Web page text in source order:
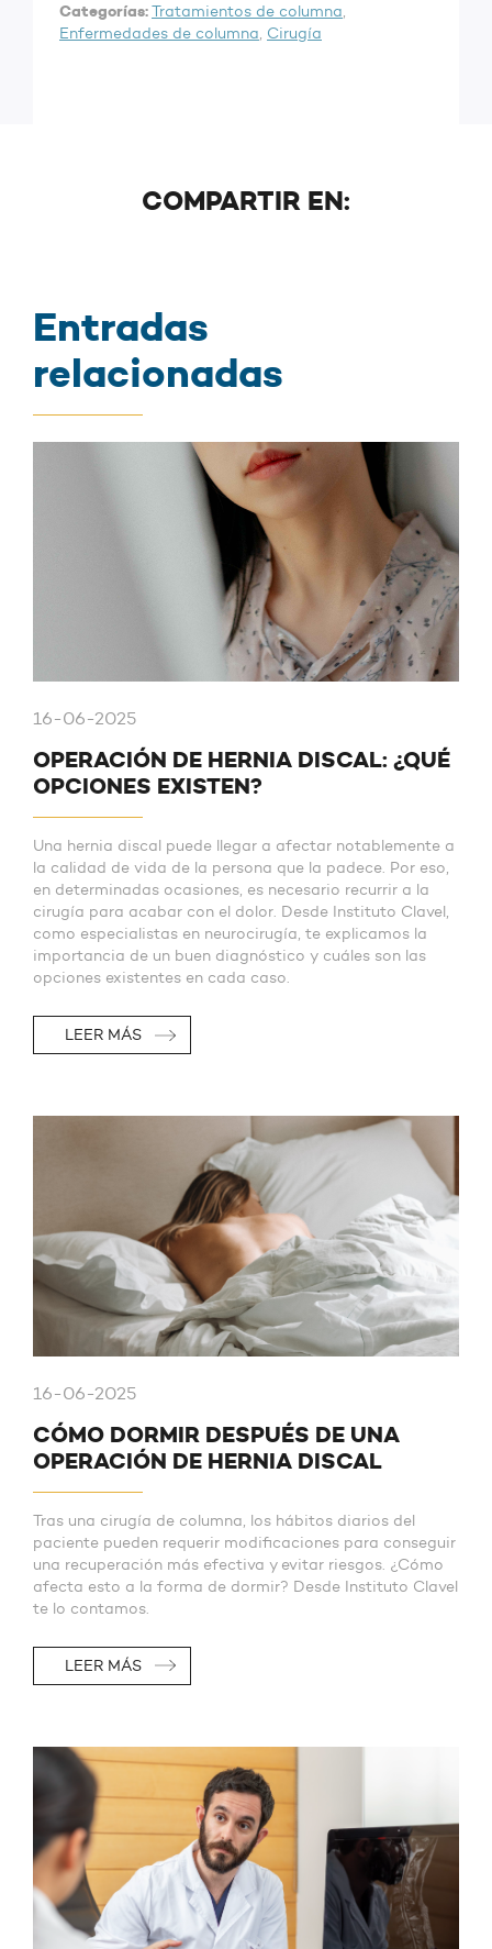
Categorías:Tratamientos de columna,
Enfermedades de columna, Cirugía
COMPARTIR EN:
Entradas
relacionadas
16-06-2025
OPERACIÓN DE HERNIA DISCAL: ¿QUÉ
OPCIONES EXISTEN?
Una hernia discal puede llegar a afectar notablemente a
la calidad de vida de la persona que la padece. Por eso,
en determinadas ocasiones, es necesario recurrir a la
cirugía para acabar con el dolor. Desde Instituto Clavel,
como especialistas en neurocirugía, te explicamos la
importancia de un buen diagnóstico y cuáles son las
opciones existentes en cada caso.
LEER MÁS
16-06-2025
CÓMO DORMIR DESPUÉS DE UNA
OPERACIÓN DE HERNIA DISCAL
Tras una cirugía de columna, los hábitos diarios del
paciente pueden requerir modificaciones para conseguir
una recuperación más efectiva y evitar riesgos. ¿Cómo
afecta esto a la forma de dormir? Desde Instituto Clavel
te lo contamos.
LEER MÁS